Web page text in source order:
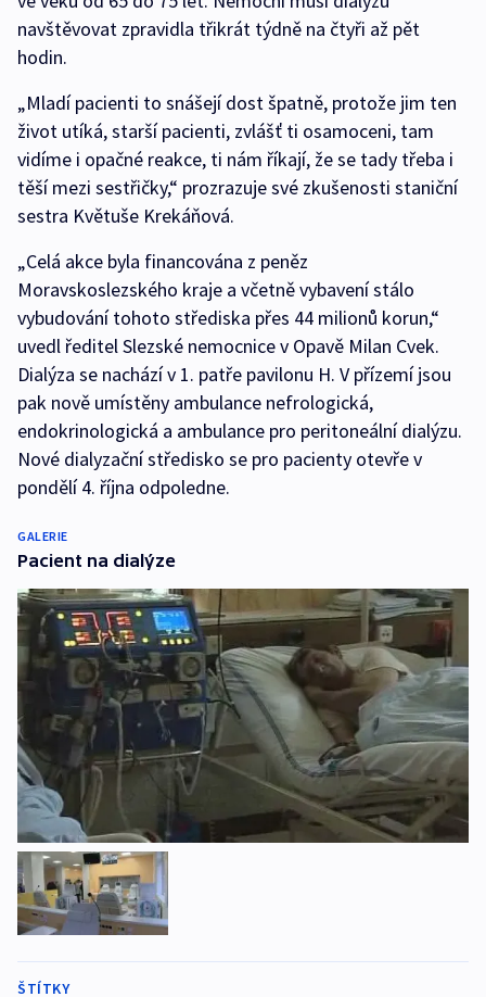
navštěvovat zpravidla třikrát týdně na čtyři až pět
hodin.
„Mladí pacienti to snášejí dost špatně, protože jim ten
život utíká, starší pacienti, zvlášť ti osamoceni, tam
vidíme i opačné reakce, ti nám říkají, že se tady třeba i
těší mezi sestřičky,“ prozrazuje své zkušenosti staniční
sestra Květuše Krekáňová.
„Celá akce byla financována z peněz
Moravskoslezského kraje a včetně vybavení stálo
vybudování tohoto střediska přes 44 milionů korun,“
uvedl ředitel Slezské nemocnice v Opavě Milan Cvek.
Dialýza se nachází v 1. patře pavilonu H. V přízemí jsou
pak nově umístěny ambulance nefrologická,
endokrinologická a ambulance pro peritoneální dialýzu.
Nové dialyzační středisko se pro pacienty otevře v
pondělí 4. října odpoledne.
GALERIE
Pacient na dialýze
ŠTÍTKY